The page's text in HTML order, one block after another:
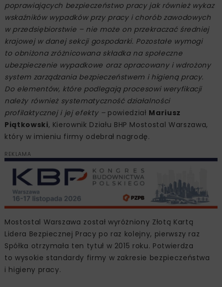
poprawiających bezpieczeństwo pracy jak również wykaz
wskaźników wypadków przy pracy i chorób zawodowych
w przedsiębiorstwie – nie może on przekraczać średniej
krajowej w danej sekcji gospodarki. Pozostałe wymogi
to obniżona zróżnicowana składka na społeczne
ubezpieczenie wypadkowe oraz opracowany i wdrożony
system zarządzania bezpieczeństwem i higieną pracy.
Do elementów, które podlegają procesowi weryfikacji
należy również systematyczność działalności
profilaktycznej i jej efekty –powiedział Mariusz
Piątkowski, Kierownik Działu BHP Mostostal Warszawa,
który w imieniu firmy odebrał nagrodę.
REKLAMA
Mostostal Warszawa został wyróżniony Złotą Kartą
Lidera Bezpiecznej Pracy po raz kolejny, pierwszy raz
Spółka otrzymała ten tytuł w 2015 roku. Potwierdza
to wysokie standardy firmy w zakresie bezpieczeństwa
i higieny pracy.